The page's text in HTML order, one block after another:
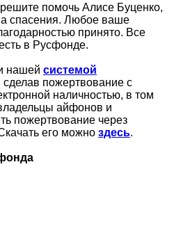
помочь Алисе Буценко,
спасения. Любое ваше
принято. Все
в Русфонде.
нашей системой
сделав пожертвование с
наличностью, в том
айфонов и
пожертвование через
его можно здесь.